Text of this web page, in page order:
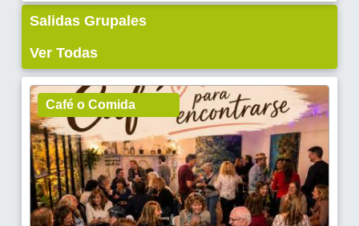
Salidas Grupales
Ver Todas
Café o Comida